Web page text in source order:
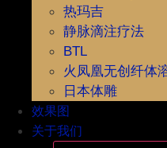
热玛吉
静脉滴注疗法
BTL
火凤凰无创纤体
日本体雕
效果图
关于我们